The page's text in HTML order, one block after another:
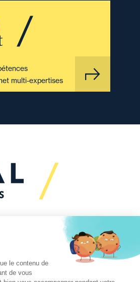
multi-expertises
échanger